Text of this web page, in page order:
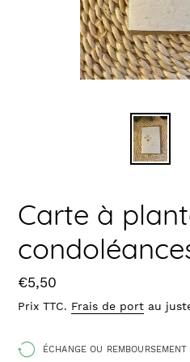
Carte à
Prix
€5,50
Prix TTC. Frais de port au
ÉCHANGE OU REMBOURSEMENT